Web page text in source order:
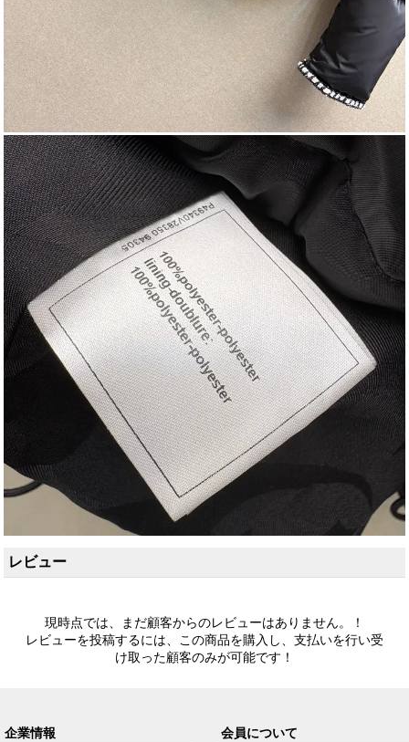
レビュー
現時点では、まだ顧客からのレビューはありません。！
レビューを投稿するには、この商品を購入し、支払いを行い受
け取った顧客のみが可能です！
企業情報 会員について